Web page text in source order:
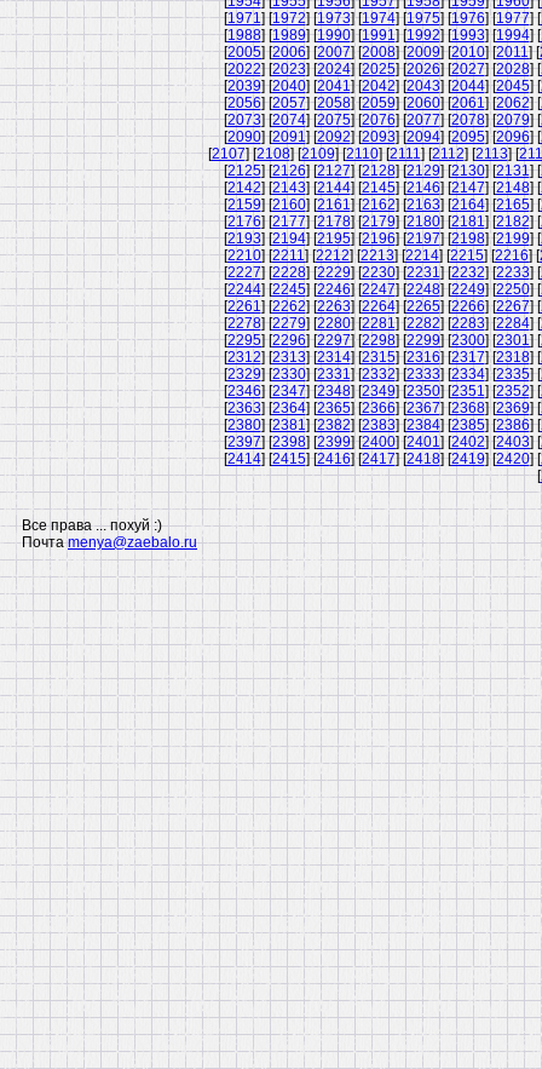
[1971] [1972] [1973] [1974] [1975] [1976] [1977] [
[1988] [1989] [1990] [1991] [1992] [1993] [1994] [
[2005] [2006] [2007] [2008] [2009] [2010] [2011] [
[2022] [2023] [2024] [2025] [2026] [2027] [2028] [
[2039] [2040] [2041] [2042] [2043] [2044] [2045] [
[2056] [2057] [2058] [2059] [2060] [2061] [2062] [
[2073] [2074] [2075] [2076] [2077] [2078] [2079] [
[2090] [2091] [2092] [2093] [2094] [2095] [2096] [
[2107] [2108] [2109] [2110] [2111] [2112] [2113] [
[2125] [2126] [2127] [2128] [2129] [2130] [2131] [
[2142] [2143] [2144] [2145] [2146] [2147] [2148] [
[2159] [2160] [2161] [2162] [2163] [2164] [2165] [
[2176] [2177] [2178] [2179] [2180] [2181] [2182] [
[2193] [2194] [2195] [2196] [2197] [2198] [2199] [
[2210] [2211] [2212] [2213] [2214] [2215] [2216] [
[2227] [2228] [2229] [2230] [2231] [2232] [2233] [
[2244] [2245] [2246] [2247] [2248] [2249] [2250] [
[2261] [2262] [2263] [2264] [2265] [2266] [2267] [
[2278] [2279] [2280] [2281] [2282] [2283] [2284] [
[2295] [2296] [2297] [2298] [2299] [2300] [2301] [
[2312] [2313] [2314] [2315] [2316] [2317] [2318] [
[2329] [2330] [2331] [2332] [2333] [2334] [2335] [
[2346] [2347] [2348] [2349] [2350] [2351] [2352] [
[2363] [2364] [2365] [2366] [2367] [2368] [2369] [
[2380] [2381] [2382] [2383] [2384] [2385] [2386] [
[2397] [2398] [2399] [2400] [2401] [2402] [2403] [
[2414] [2415] [2416] [2417] [2418] [2419] [2420] [
[
Все права ... похуй :)
Почтаmenya@zaebalo.ru